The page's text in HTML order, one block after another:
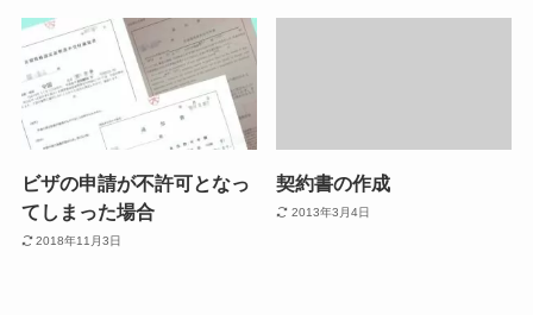
ビザの申請が不許可となっ
てしまった場合
2018年11月3日
契約書の作成
2013年3月4日